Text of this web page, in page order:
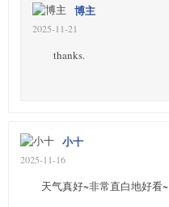
博主
2025-11-21
thanks.
小十
2025-11-16
天气真好~非常直白地好看~